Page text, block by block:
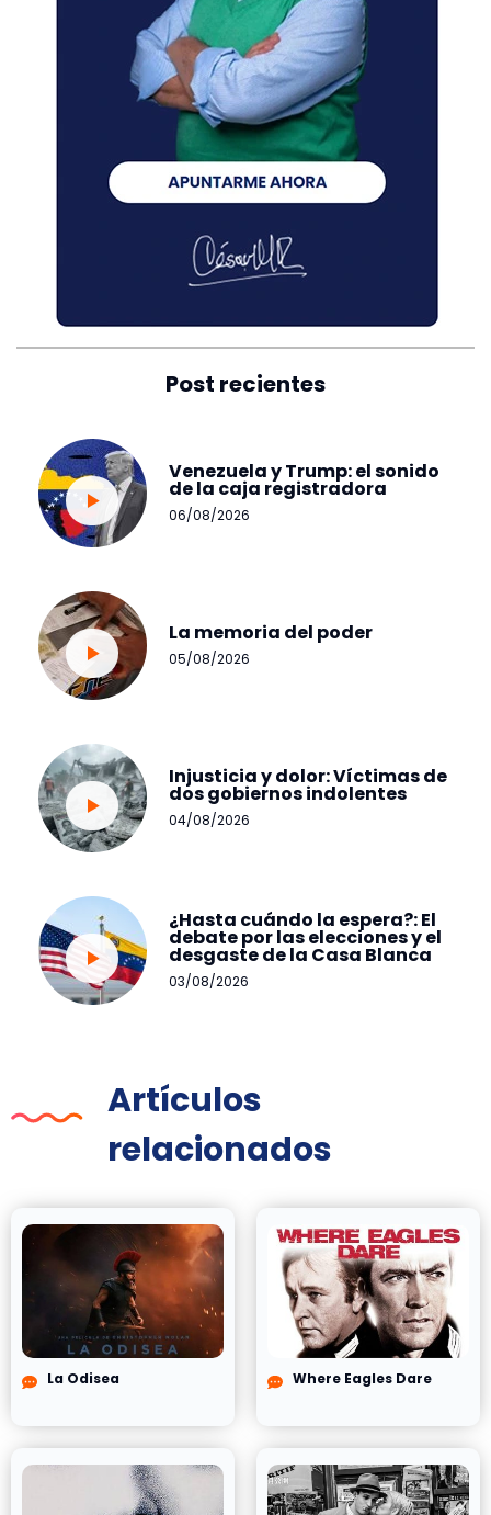
Post recientes
Venezuela y Trump: el sonido
de la caja registradora
06/08/2026
La memoria del poder
05/08/2026
Injusticia y dolor: Víctimas de
dos gobiernos indolentes
04/08/2026
¿Hasta cuándo la espera?: El
debate por las elecciones y el
desgaste de la Casa Blanca
03/08/2026
Artículos
relacionados
La Odisea Where Eagles Dare